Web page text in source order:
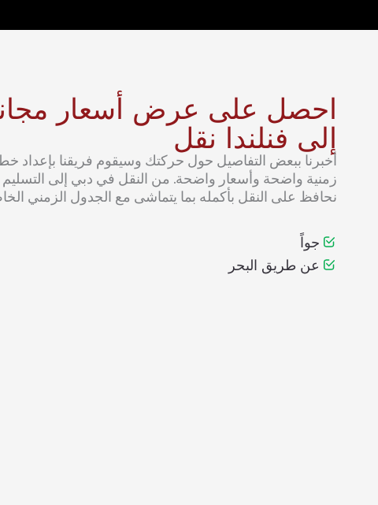
احصل على عرض أسعار
إلى فنلندا نقل
أخبرنا ببعض التفاصيل حول حركتك وسيقوم فريقنا
زمنية واضحة وأسعار واضحة. من النقل في دبي إلى
نحافظ على النقل بأكمله بما يتماشى مع الجدول الزمني
جواً
عن طريق البحر